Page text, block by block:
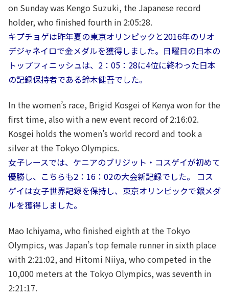
on Sunday was Kengo Suzuki, the Japanese record
holder, who finished fourth in 2:05:28.
キプチョゲは昨年夏の東京オリンピックと2016年のリオ
デジャネイロで金メダルを獲得しました。日曜日の日本の
トップフィニッシュは、2：05：28に4位に終わった日本
の記録保持者である鈴木健吾でした。
In the women’s race, Brigid Kosgei of Kenya won for the
first time, also with a new event record of 2:16:02.
Kosgei holds the women’s world record and took a
silver at the Tokyo Olympics.
女子レースでは、ケニアのブリジット・コスゲイが初めて
優勝し、こちらも2：16：02の大会新記録でした。 コス
ゲイは女子世界記録を保持し、東京オリンピックで銀メダ
ルを獲得しました。
Mao Ichiyama, who finished eighth at the Tokyo
Olympics, was Japan’s top female runner in sixth place
with 2:21:02, and Hitomi Niiya, who competed in the
10,000 meters at the Tokyo Olympics, was seventh in
2:21:17.